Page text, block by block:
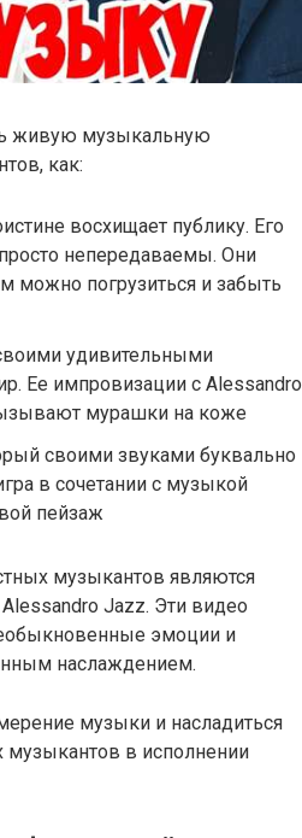
живую музыкальную
как:
восхищает публику. Его
непередаваемы. Они
можно погрузиться и забыть
удивительными
Ее импровизации с Alessandro
мурашки на коже
своими звуками буквально
в сочетании с музыкой
пейзаж
музыкантов являются
Jazz. Эти видео
эмоции и
наслаждением.
музыки и насладиться
в исполнении